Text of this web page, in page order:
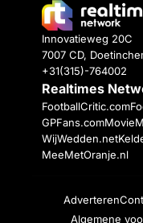
Innovatieweg 20C
7007 CD,
+31(315)-764002
Realtimes
FootballCritic.com
GPFans.com
WijWedden.net
MeeMetOranje.nl
Adverteren
Algemene